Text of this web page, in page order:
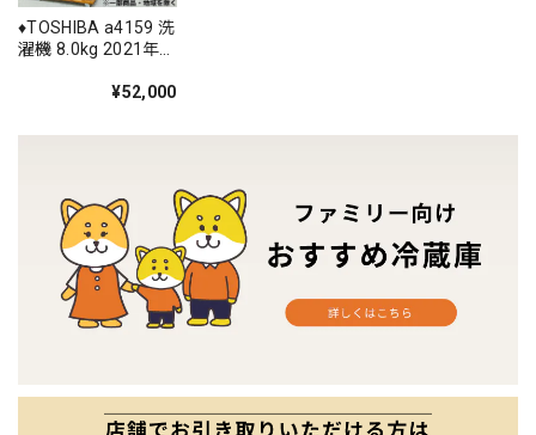
♦️TOSHIBA a4159 洗
濯機 8.0kg 2021年
¥52,000